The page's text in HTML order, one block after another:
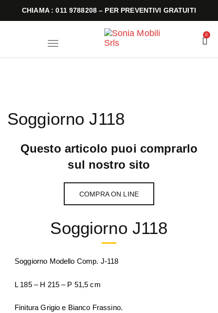
CHIAMA : 011 9788208 – PER PREVENTIVI GRATUITI
T
g
g
a
o
n
0
Soggiorno J118
Questo articolo puoi comprarlo
sul nostro sito
COMPRA ON LINE
Soggiorno J118
Soggiorno Modello Comp. J-118
L 185 – H 215 – P 51,5 cm
Finitura Grigio e Bianco Frassino.